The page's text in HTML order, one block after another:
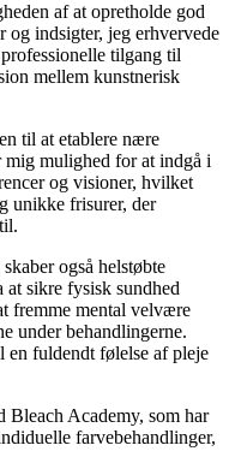
af at opretholde god
og indsigter, jeg erhvervede
tilgang til
mellem kunstnerisk
til at etablere nære
mig mulighed for at indgå i
og visioner, hvilket
unikke frisurer, der
også helstøbte
at sikre fysisk sundhed
fremme mental velvære
under behandlingerne.
en fuldendt følelse af pleje
Bleach Academy, som har
farvebehandlinger,